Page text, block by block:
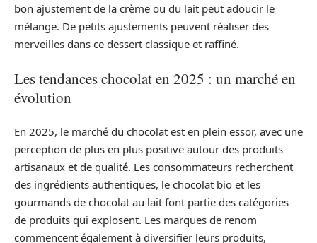
bon ajustement de la crème ou du lait peut adoucir le
mélange. De petits ajustements peuvent réaliser des
merveilles dans ce dessert classique et raffiné.
Les tendances chocolat en 2025 : un marché en
évolution
En 2025, le marché du chocolat est en plein essor, avec une
perception de plus en plus positive autour des produits
artisanaux et de qualité. Les consommateurs recherchent
des ingrédients authentiques, le chocolat bio et les
gourmands de chocolat au lait font partie des catégories
de produits qui explosent. Les marques de renom
commencent également à diversifier leurs produits,